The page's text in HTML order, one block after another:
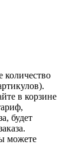
количество
в корзине
будет
можете